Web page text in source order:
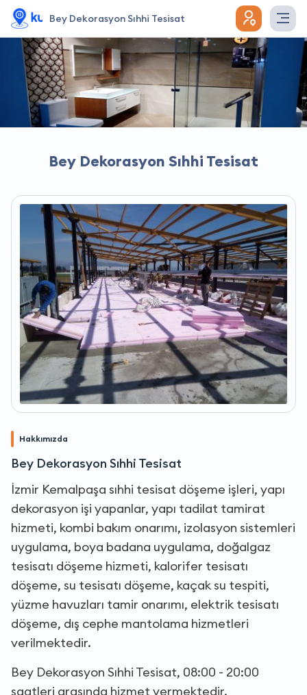
Bey Dekorasyon Sıhhi Tesisat
Bey Dekorasyon Sıhhi Tesisat
Hakkımızda
Bey Dekorasyon Sıhhi Tesisat
İzmir Kemalpaşa sıhhi tesisat döşeme işleri, yapı
dekorasyon işi yapanlar, yapı tadilat tamirat
hizmeti, kombi bakım onarımı, izolasyon sistemleri
uygulama, boya badana uygulama, doğalgaz
tesisatı döşeme hizmeti, kalorifer tesisatı
döşeme, su tesisatı döşeme, kaçak su tespiti,
yüzme havuzları tamir onarımı, elektrik tesisatı
döşeme, dış cephe mantolama hizmetleri
verilmektedir.
Bey Dekorasyon Sıhhi Tesisat, 08:00 - 20:00
saatleri arasında hizmet vermektedir.